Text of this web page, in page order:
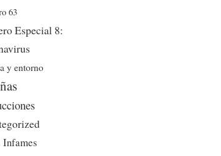
63
Especial 8:
y entorno